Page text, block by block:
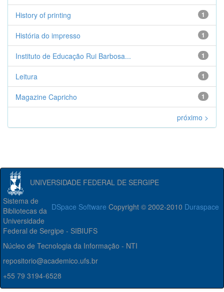
1
History of printing
1
História do impresso
1
Instituto de Educação Rui Barbosa...
1
Leitura
1
Magazine Capricho
próximo >
UNIVERSIDADE FEDERAL DE SERGIPE
DSpace Software Copyright © 2002-2010 Duraspace
Sistema de
Bibliotecas da
Universidade
Federal de Sergipe - SIBIUFS
Núcleo de Tecnologia da Informação - NTI
repositorio@academico.ufs.br
+55 79 3194-6528